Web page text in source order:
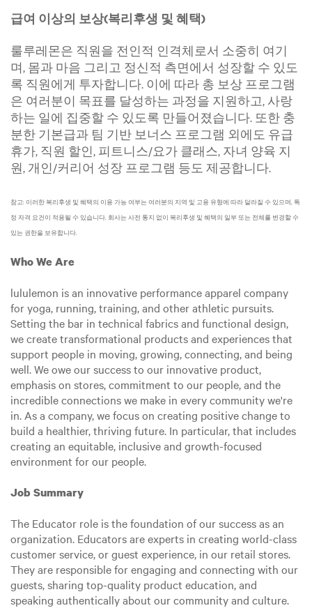
급여 이상의 보상(복리후생 및 혜택)
룰루레몬은 직원을 전인적 인격체로서 소중히 여기
며, 몸과 마음 그리고 정신적 측면에서 성장할 수 있도
록 직원에게 투자합니다. 이에 따라 총 보상 프로그램
은 여러분이 목표를 달성하는 과정을 지원하고, 사랑
하는 일에 집중할 수 있도록 만들어졌습니다. 또한 충
분한 기본급과 팀 기반 보너스 프로그램 외에도 유급
휴가, 직원 할인, 피트니스/요가 클래스, 자녀 양육 지
원, 개인/커리어 성장 프로그램 등도 제공합니다.
참고: 이러한 복리후생 및 혜택의 이용 가능 여부는 여러분의 지역 및 고용 유형에 따라 달라질 수 있으며, 특
정 자격 요건이 적용될 수 있습니다. 회사는 사전 통지 없이 복리후생 및 혜택의 일부 또는 전체를 변경할 수
있는 권한을 보유합니다.
Who We Are
lululemon is an innovative performance apparel company
for yoga, running, training, and other athletic pursuits.
Setting the bar in technical fabrics and functional design,
we create transformational products and experiences that
support people in moving, growing, connecting, and being
well. We owe our success to our innovative product,
emphasis on stores, commitment to our people, and the
incredible connections we make in every community we're
in. As a company, we focus on creating positive change to
build a healthier, thriving future. In particular, that includes
creating an equitable, inclusive and growth-focused
environment for our people.
Job Summary
The Educator role is the foundation of our success as an
organization. Educators are experts in creating world-class
customer service, or guest experience, in our retail stores.
They are responsible for engaging and connecting with our
guests, sharing top-quality product education, and
speaking authentically about our community and culture.